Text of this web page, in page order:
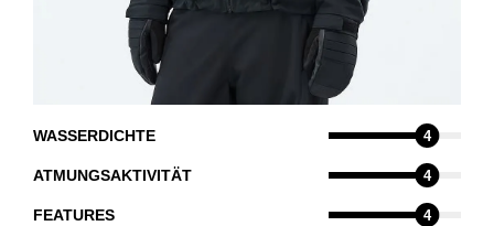
WASSERDICHTE 4
ATMUNGSAKTIVITÄT 4
FEATURES 4